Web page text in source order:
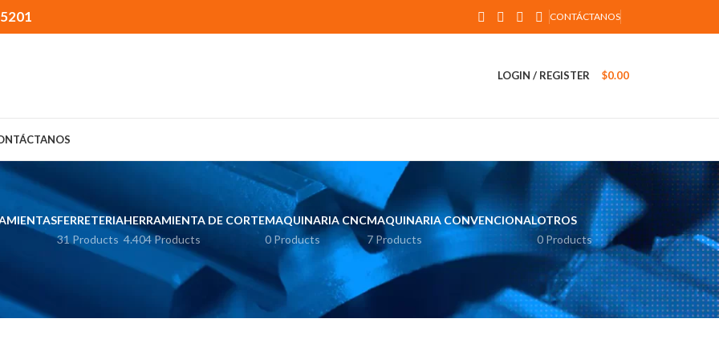
CONTÁCTANOS
LOGIN / REGISTER $0.00
FERRETERIA
31 Products
HERRAMIENTA DE CORTE
4.404 Products
MAQUINARIA CNC
0 Products
MAQUINARIA CONVENCIONAL
7 Products
OTROS
0 Products
Productos etiquetados “lathe” 12